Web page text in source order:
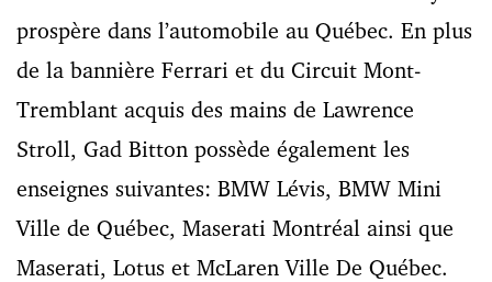
prospère dans l’automobile au Québec. En plus
de la bannière Ferrari et du Circuit Mont-
Tremblant acquis des mains de Lawrence
Stroll, Gad Bitton possède également les
enseignes suivantes: BMW Lévis, BMW Mini
Ville de Québec, Maserati Montréal ainsi que
Maserati, Lotus et McLaren Ville De Québec.